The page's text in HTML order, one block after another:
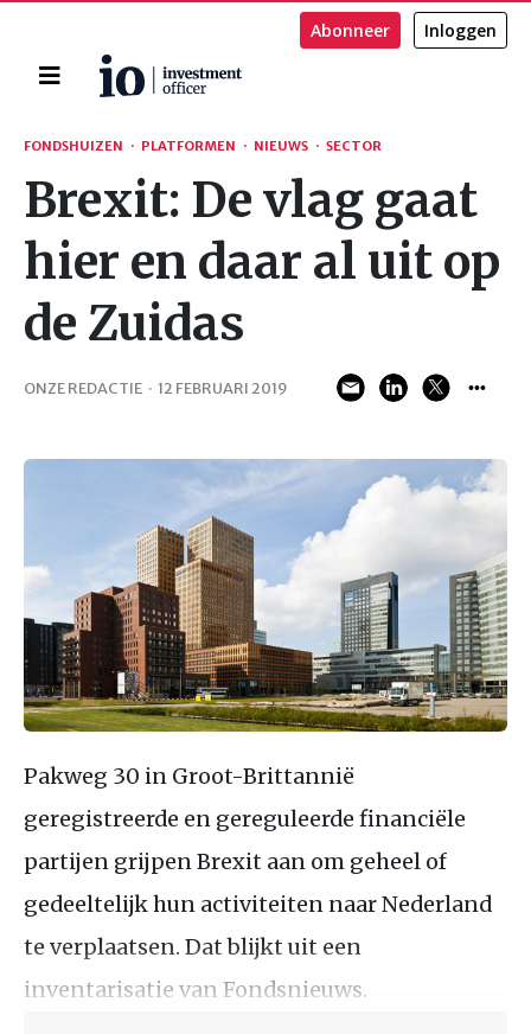
Home
Abonneer Inloggen
Zoeken
FONDSHUIZEN · PLATFORMEN · NIEUWS · SECTOR
Brexit: De vlag gaat
hier en daar al uit op
de Zuidas
ONZE REDACTIE · 12 FEBRUARI 2019
Pakweg 30 in Groot-Brittannië
geregistreerde en gereguleerde financiële
partijen grijpen Brexit aan om geheel of
gedeeltelijk hun activiteiten naar Nederland
te verplaatsen. Dat blijkt uit een
inventarisatie van Fondsnieuws.